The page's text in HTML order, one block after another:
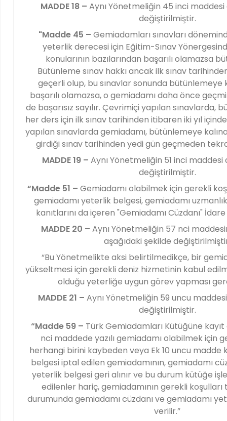
MADDE 18 – Aynı Yönetmeliğin 45 inci maddesi
değiştirilmiştir.
"Madde 45 – Gemiadamları sınavları
yeterlik derecesi için Eğitim-Sınav
konularının bazılarından başarılı olamazsa
Bütünleme sınav hakkı ancak ilk sınav
geçerli olup, bu sınavlar sonunda bütünlemeye
başarılı olamazsa, o gemiadamı daha önce
de başarısız sayılır. Çevrimiçi yapılan sınavlarda,
her ders için ilk sınav tarihinden itibaren iki yıl
yapılan sınavlarda gemiadamı, bütünlemeye
girdiği sınav tarihinden yedi gün geçmeden
MADDE 19 – Aynı Yönetmeliğin 51 inci maddesi
değiştirilmiştir.
“Madde 51 – Gemiadamı olabilmek için gerekli
gemiadamı yeterlik belgesi, gemiadamı
kanıtlarını da içeren "Gemiadamı Cüzdanı"
MADDE 20 – Aynı Yönetmeliğin 57 nci
aşağıdaki şekilde
“Bu Yönetmelikte aksi belirtilmedikçe, bir
yükseltmesi için gerekli deniz hizmetinin kabul
olduğu yeterliğe uygun görev yapması
MADDE 21 – Aynı Yönetmeliğin 59 uncu
değiştirilmiştir.
“Madde 59 – Türk Gemiadamları Kütüğüne
nci maddede yazılı gemiadamı olabilmek için
herhangi birini kaybeden veya Ek 10 uncu madde
belgesi iptal edilen gemiadamının, gemiadamı
yeterlik belgesi geri alınır ve bu durum kütüğe
edilenler hariç, gemiadamının gerekli
durumunda gemiadamı cüzdanı ve gemiadamı
verilir.”